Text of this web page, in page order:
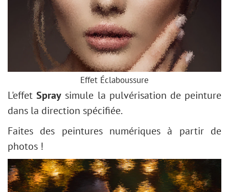
Effet Éclaboussure
L'effetSpray simule la pulvérisation de peinture
dans la direction spécifiée.
Faites des peintures numériques à partir de
photos !